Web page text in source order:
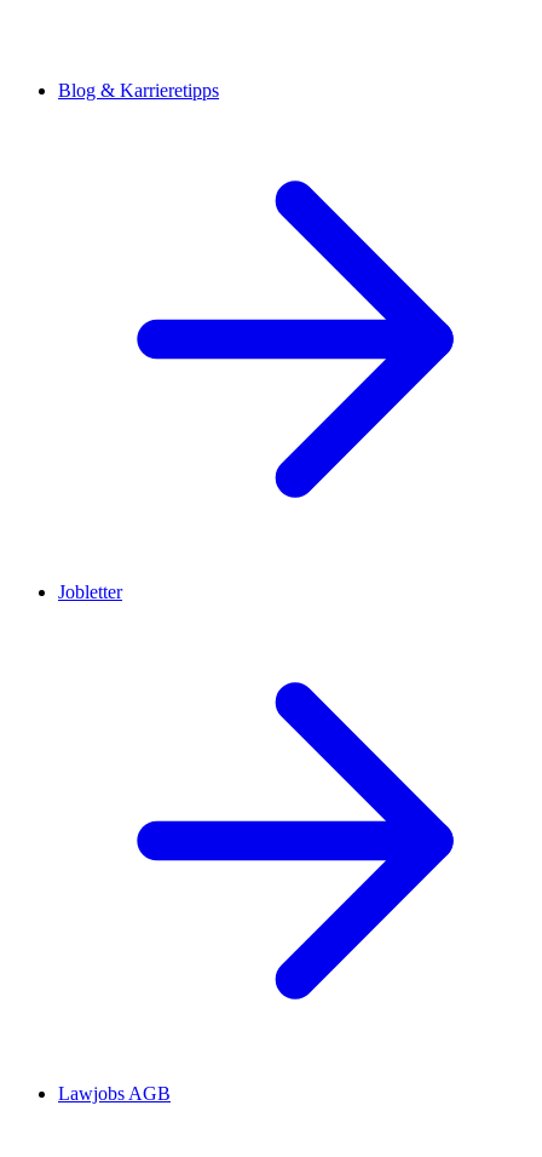
Blog & Karrieretipps
Jobletter
Lawjobs AGB